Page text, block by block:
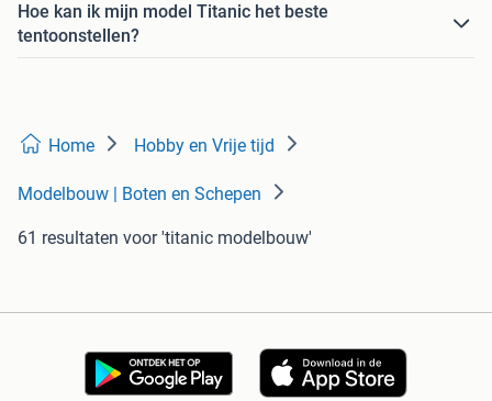
Hoe kan ik mijn model Titanic het beste
tentoonstellen?
Home Hobby en Vrije tijd
Modelbouw | Boten en Schepen
61 resultaten voor 'titanic modelbouw'